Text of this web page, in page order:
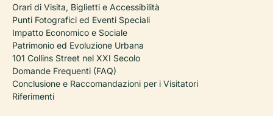
Orari di Visita, Biglietti e Accessibilità
Punti Fotografici ed Eventi Speciali
Impatto Economico e Sociale
Patrimonio ed Evoluzione Urbana
101 Collins Street nel XXI Secolo
Domande Frequenti (FAQ)
Conclusione e Raccomandazioni per i Visitatori
Riferimenti